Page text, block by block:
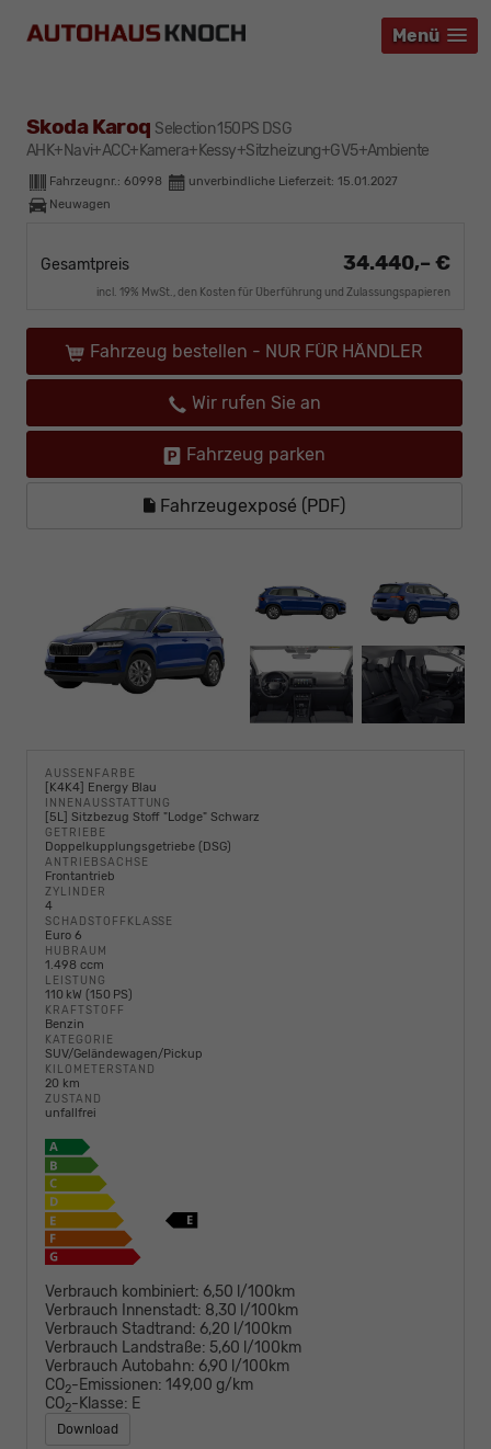
Menü
Menü
Menü
Skoda Karoq Selection 150PS DSG
AHK+Navi+ACC+Kamera+Kessy+Sitzheizung+GV5+Ambiente
Fahrzeugnr.: 60998 unverbindliche Lieferzeit: 15.01.2027
Neuwagen
Gesamtpreis 34.440,– €
incl. 19% MwSt., den Kosten für Überführung und Zulassungspapieren
Fahrzeug bestellen - NUR FÜR HÄNDLER
Wir rufen Sie an
Fahrzeug parken
Fahrzeugexposé (PDF)
AUSSENFARBE
[K4K4] Energy Blau
INNENAUSSTATTUNG
[5L] Sitzbezug Stoff "Lodge" Schwarz
GETRIEBE
Doppelkupplungsgetriebe (DSG)
ANTRIEBSACHSE
Frontantrieb
ZYLINDER
4
SCHADSTOFFKLASSE
Euro 6
HUBRAUM
1.498 ccm
LEISTUNG
110 kW (150 PS)
KRAFTSTOFF
Benzin
KATEGORIE
SUV/Geländewagen/Pickup
KILOMETERSTAND
20 km
ZUSTAND
unfallfrei
Verbrauch kombiniert: 6,50 l/100km
Verbrauch Innenstadt: 8,30 l/100km
Verbrauch Stadtrand: 6,20 l/100km
Verbrauch Landstraße: 5,60 l/100km
Verbrauch Autobahn: 6,90 l/100km
CO2-Emissionen: 149,00 g/km
CO2-Klasse: E
Download